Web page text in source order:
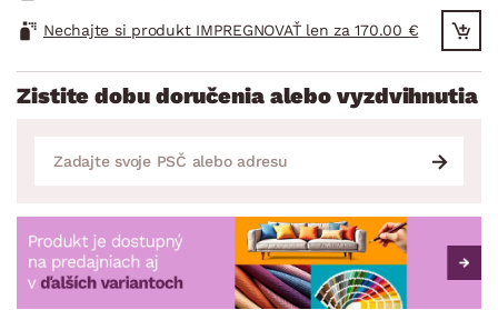
Nechajte si produkt IMPREGNOVAŤ len za 170.00 €
Zistite dobu doručenia alebo vyzdvihnutia